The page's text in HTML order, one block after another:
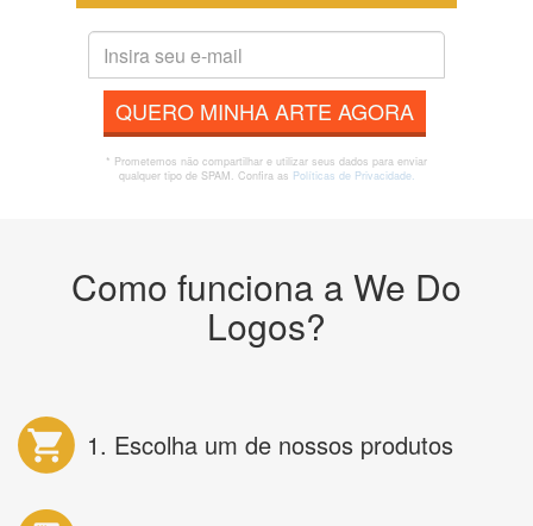
QUERO MINHA ARTE AGORA
* Prometemos não compartilhar e utilizar seus dados para enviar
qualquer tipo de SPAM. Confira as Políticas de Privacidade.
Como funciona a We Do
Logos?
1. Escolha um de nossos produtos